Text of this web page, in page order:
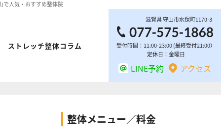
で人気・おすすめ整体院
ストレッチ整体コラム
滋賀県守山市水保町1170-3
受付時間：11:00-23:00 (最終受付21:00）
定休日：金曜日
LINE予約 アクセス
整体メニュー／料金